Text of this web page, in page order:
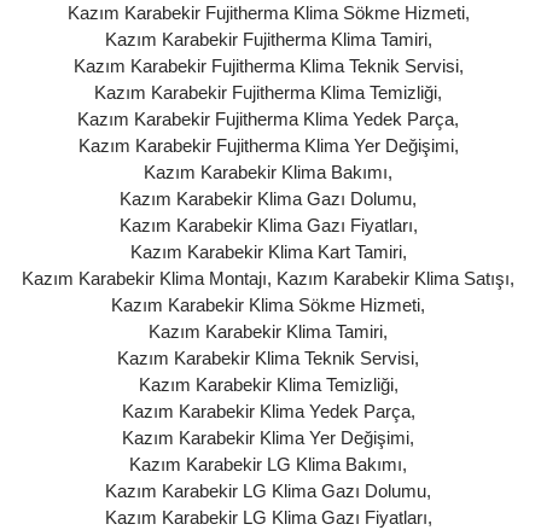
Kazım Karabekir Fujitherma Klima Sökme Hizmeti,
Kazım Karabekir Fujitherma Klima Tamiri,
Kazım Karabekir Fujitherma Klima Teknik Servisi,
Kazım Karabekir Fujitherma Klima Temizliği,
Kazım Karabekir Fujitherma Klima Yedek Parça,
Kazım Karabekir Fujitherma Klima Yer Değişimi,
Kazım Karabekir Klima Bakımı,
Kazım Karabekir Klima Gazı Dolumu,
Kazım Karabekir Klima Gazı Fiyatları,
Kazım Karabekir Klima Kart Tamiri,
Kazım Karabekir Klima Montajı, Kazım Karabekir Klima Satışı,
Kazım Karabekir Klima Sökme Hizmeti,
Kazım Karabekir Klima Tamiri,
Kazım Karabekir Klima Teknik Servisi,
Kazım Karabekir Klima Temizliği,
Kazım Karabekir Klima Yedek Parça,
Kazım Karabekir Klima Yer Değişimi,
Kazım Karabekir LG Klima Bakımı,
Kazım Karabekir LG Klima Gazı Dolumu,
Kazım Karabekir LG Klima Gazı Fiyatları,